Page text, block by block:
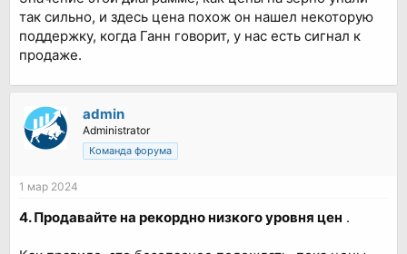
так сильно, и здесь цена похож он нашел некоторую
поддержку, когда Ганн говорит, у нас есть сигнал к
продаже.
admin
Administrator
Команда форума
1 мар 2024
4. Продавайте на рекордно низкого уровня цен .